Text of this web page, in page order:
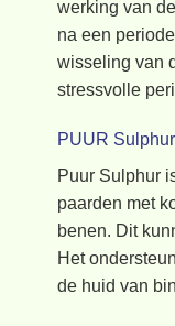
werking van
na een
wisseling van
stressvolle
PUUR Sulphur
Puur Sulphur
paarden met
benen. Dit
Het
de huid van